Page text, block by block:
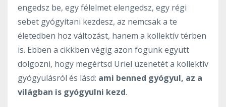
engedsz be, egy félelmet elengedsz, egy régi
sebet gyógyítani kezdesz, az nemcsak a te
életedben hoz változást, hanem a kollektív térben
is. Ebben a cikkben végig azon fogunk együtt
dolgozni, hogy megértsd Uriel üzenetét a kollektív
gyógyulásról és lásd: ami benned gyógyul, az a
világban is gyógyulni kezd.